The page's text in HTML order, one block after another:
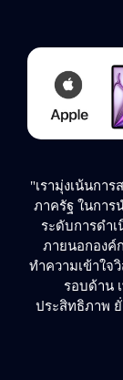
"เรามุ่งเน้นกา
ภาครัฐ ในการ
ระดับการดำ
ภายนอกองค์
ทำความเข้าใจ
รอบด้าน
ประสิทธิภาพ